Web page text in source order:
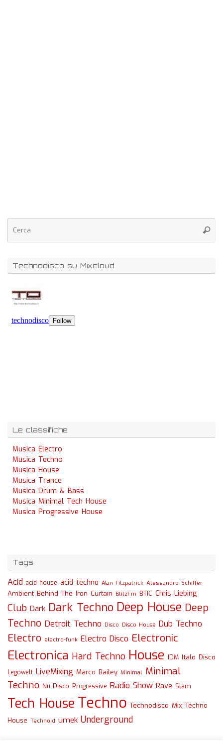
Technodisco su Mixcloud
Le classifiche
Musica Electro
Musica Techno
Musica House
Musica Trance
Musica Drum & Bass
Musica Minimal Tech House
Musica Progressive House
Tags
Acid acid house acid techno Alan Fitzpatrick Alessandro Schiffer
Ambient Behind The Iron Curtain BlitzFm BTIC Chris Liebing
Club Dark Dark Techno Deep House Deep
Techno Detroit Techno Disco Disco House Dub Techno
Electro electro-funk Electro Disco Electronic
Electronica Hard Techno House IDM Italo Disco
Legowelt LiveMixing Marco Bailey Minimal Minimal
Techno Nu Disco Progressive Radio Show Rave Slam
Tech House Techno Technodisco Mix Techno
House Technoid umek Underground